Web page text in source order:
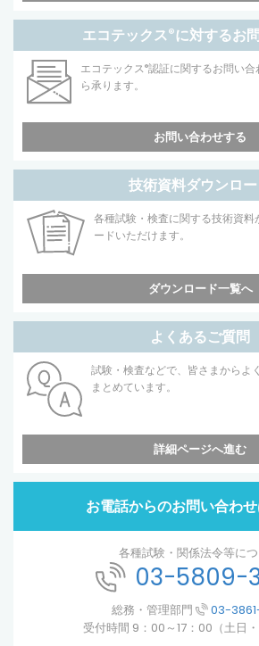
エコテックス®に対するお
エコテックス®認証に関するお問い
ら承ります。
お問い合わせする
技術資料ダウンロ
各種試験・検査に関する技術資料
ードいただけます。
ダウンロード一覧へ
よくあるご質問
試験・検査などで、皆さまからよ
まとめています。
詳細ページへ進む
お電話からのお問い合わ
各種試験・関係法令等に
03-5809-
総務・管理部門
03-
受付時間 9：00～17：00（土日・